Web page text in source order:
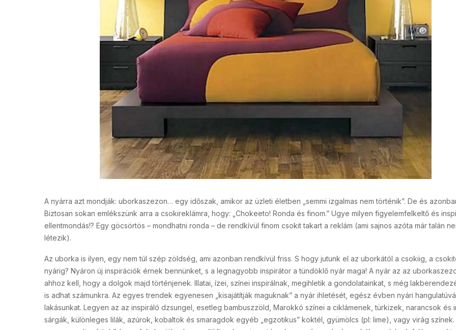
A nyárra azt mondják: uborkaszezon… egy időszak, amikor az üzleti életben „semmi izgalmas nem történik”. De és
Biztosan sokan emlékszünk arra a csokireklámra, hogy: „Chokeeto! Ronda és finom.” Ugye milyen figyelemfelkeltő és
ellentmondás!? Egy göcsörtös – mondhatni ronda – de rendkívül finom csokit takart a reklám (ami sajnos azóta már talán
létezik).
Az uborka is ilyen, egy nem túl szép zöldség, ami azonban rendkívül friss. S hogy jutunk el az uborkától a csokiig, a
nyárig? Nyáron új inspirációk érnek bennünket, s a legnagyobb inspirátor a tündöklő nyár maga! A nyár az az
ahhoz kell, hogy a dolgok majd történjenek. Illatai, ízei, színei inspirálnak, megihletik a gondolatainkat, s még
is adhat számunkra. Az egyes trendek egyenesen „kisajátítják maguknak” a nyár ihletését, egész évben nyári
lakásunkat. Legyen az az inspiráló dzsungel, esetleg bambuszzöld, Marokkó színei a ciklámenek, türkizek, narancsok és
sárgák, különleges lilák, azúrok, kobaltok és smaragdok egyéb „egzotikus” koktél, gyümölcs (pl: lime), vagy virág színek.